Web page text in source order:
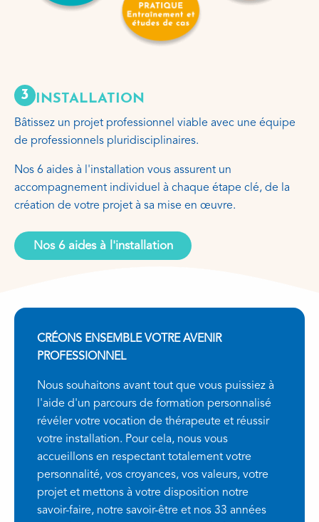
3 INSTALLATION
Bâtissez un projet professionnel viable avec une équipe
de professionnels pluridisciplinaires.
Nos 6 aides à l'installation vous assurent un
accompagnement individuel à chaque étape clé, de la
création de votre projet à sa mise en œuvre.
Nos 6 aides à l'installation
CRÉONS ENSEMBLE VOTRE AVENIR
PROFESSIONNEL
Nous souhaitons avant tout que vous puissiez à
l'aide d'un parcours de formation personnalisé
révéler votre vocation de thérapeute et réussir
votre installation. Pour cela, nous vous
accueillons en respectant totalement votre
personnalité, vos croyances, vos valeurs, votre
projet et mettons à votre disposition notre
savoir-faire, notre savoir-être et nos 33 années